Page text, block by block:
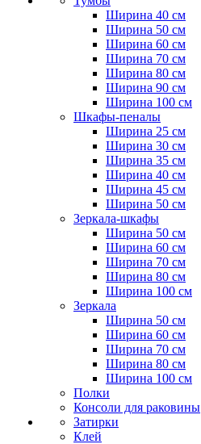
Ширина 40 см
Ширина 50 см
Ширина 60 см
Ширина 70 см
Ширина 80 см
Ширина 90 см
Ширина 100 см
Шкафы-пеналы
Ширина 25 см
Ширина 30 см
Ширина 35 см
Ширина 40 см
Ширина 45 см
Ширина 50 см
Зеркала-шкафы
Ширина 50 см
Ширина 60 см
Ширина 70 см
Ширина 80 см
Ширина 100 см
Зеркала
Ширина 50 см
Ширина 60 см
Ширина 70 см
Ширина 80 см
Ширина 100 см
Полки
Консоли для раковины
Затирки
Клей